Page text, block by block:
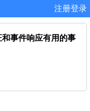
注册登录
事件响应有用的事